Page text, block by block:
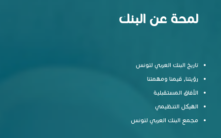
لمحة عن البنك
تاريخ البنك العربي لتونس
رؤيتنا, قيمنا ومهمتنا
الآفاق المستقبلية
الهيكل التنظيمي
مجمع البنك العربي لتونس